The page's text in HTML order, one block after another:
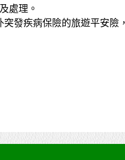
處理。
發疾病保險的旅遊平安